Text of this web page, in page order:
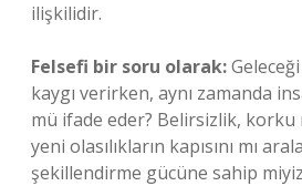
ilişkilidir.
Felsefi bir soru olarak:
kaygı verirken, aynı zamanda
mü ifade eder? Belirsizlik, korku
yeni olasılıkların kapısını mı
şekillendirme gücüne sahip